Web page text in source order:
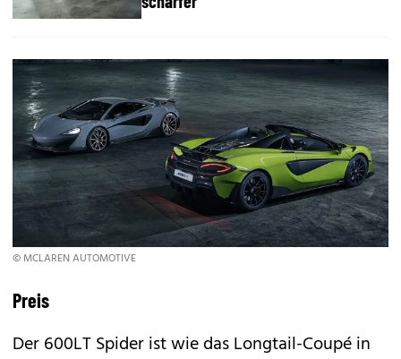
© MCLAREN AUTOMOTIVE
Preis
Der 600LT Spider ist wie das Longtail-Coupé in